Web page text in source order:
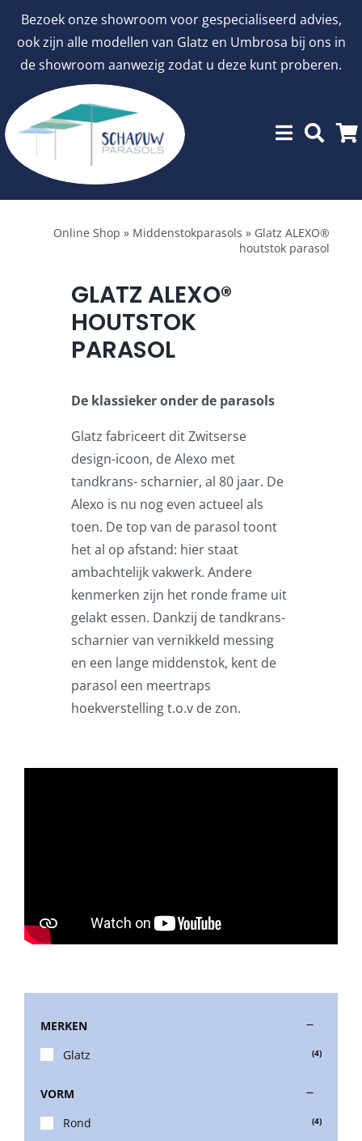
Bezoek onze showroom voor gespecialiseerd advies,
ook zijn alle modellen van Glatz en Umbrosa bij ons in
de showroom aanwezig zodat u deze kunt proberen.
inhoud
Menu
Stokparasols
Muurparasols
Schaduwdoeken
Parasolvoeten
Balkonklemmen
Onze merken
Online Shop » Middenstokparasols » Glatz ALEXO®
houtstok parasol
GLATZ ALEXO®
HOUTSTOK
PARASOL
De klassieker onder de parasols
Glatz fabriceert dit Zwitserse
design-icoon, de Alexo met
tandkrans- scharnier, al 80 jaar. De
Alexo is nu nog even actueel als
toen. De top van de parasol toont
het al op afstand: hier staat
ambachtelijk vakwerk. Andere
kenmerken zijn het ronde frame uit
gelakt essen. Dankzij de tandkrans-
scharnier van vernikkeld messing
en een lange middenstok, kent de
parasol een meertraps
hoekverstelling t.o.v de zon.
MERKEN
Glatz
(4)
VORM
Rond
(4)